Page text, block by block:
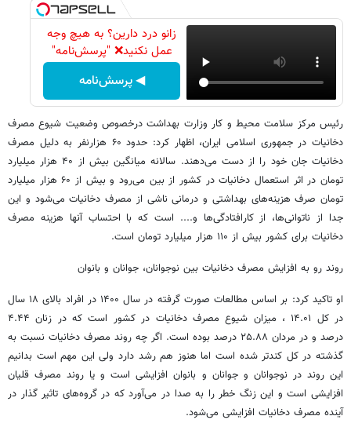
زانو درد دارین؟ به هیچ وجه
عمل نکنید❌ "پرسش‌نامه"
◀ پرسش‌نامه
رئیس مرکز سلامت محیط و کار وزارت بهداشت درخصوص وضعیت شیوع مصرف
دخانیات در جمهوری اسلامی ایران، اظهار کرد: حدود ۶۰ هزارنفر به دلیل مصرف
دخانیات جان خود را از دست می‌دهند. سالانه میانگین بیش از ۴۰ هزار میلیارد
تومان در اثر استعمال دخانیات در کشور از بین می‌رود و بیش از ۶۰ هزار میلیارد
تومان صرف هزینه‌های بهداشتی و درمانی ناشی از مصرف دخانیات می‌شود و این
جدا از ناتوانی‌ها، از کارافتادگی‌ها و.... است که با احتساب آنها هزینه مصرف
دخانیات برای کشور بیش از ۱۱۰ هزار میلیارد تومان است.
روند رو به افزایش مصرف دخانیات بین نوجوانان، جوانان و بانوان
او تاکید کرد: بر اساس مطالعات صورت گرفته در سال ۱۴۰۰ در افراد بالای ۱۸ سال
در کل ۱۴.۰۱ ، میزان شیوع مصرف دخانیات در کشور است که در زنان ۴.۴۴
درصد و در مردان ۲۵.۸۸ درصد بوده است. اگر چه روند مصرف دخانیات نسبت به
گذشته در کل کندتر شده است اما هنوز هم رشد دارد ولی این مهم است بدانیم
این روند در نوجوانان و جوانان و بانوان افزایشی است و یا روند مصرف قلیان
افزایشی است و این زنگ خطر را به صدا در می‌آورد که در گروه‌های تاثیر گذار در
آینده مصرف دخانیات افزایشی می‌شود.